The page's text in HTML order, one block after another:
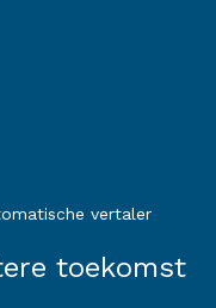
vertaler
toekomst